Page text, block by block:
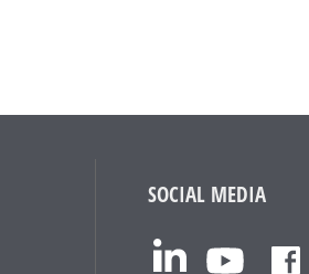
SOCIAL MEDIA